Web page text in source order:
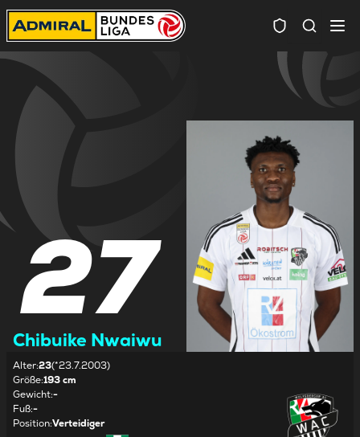
27
Chibuike Nwaiwu
Alter:23(*23.7.2003)
Größe:193 cm
Gewicht:-
Fuß:-
Position:Verteidiger